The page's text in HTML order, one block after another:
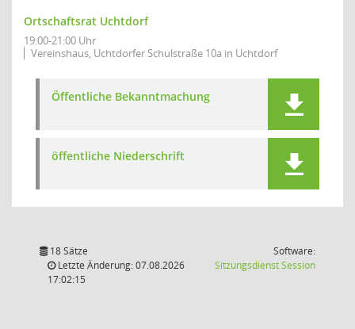
Ortschaftsrat Uchtdorf
19:00-21:00 Uhr
Vereinshaus, Uchtdorfer Schulstraße 10a in Uchtdorf
Öffentliche Bekanntmachung
öffentliche Niederschrift
18 Sätze
Letzte Änderung: 07.08.2026
17:02:15
Software:
SitzungsdienstSession(Wird in